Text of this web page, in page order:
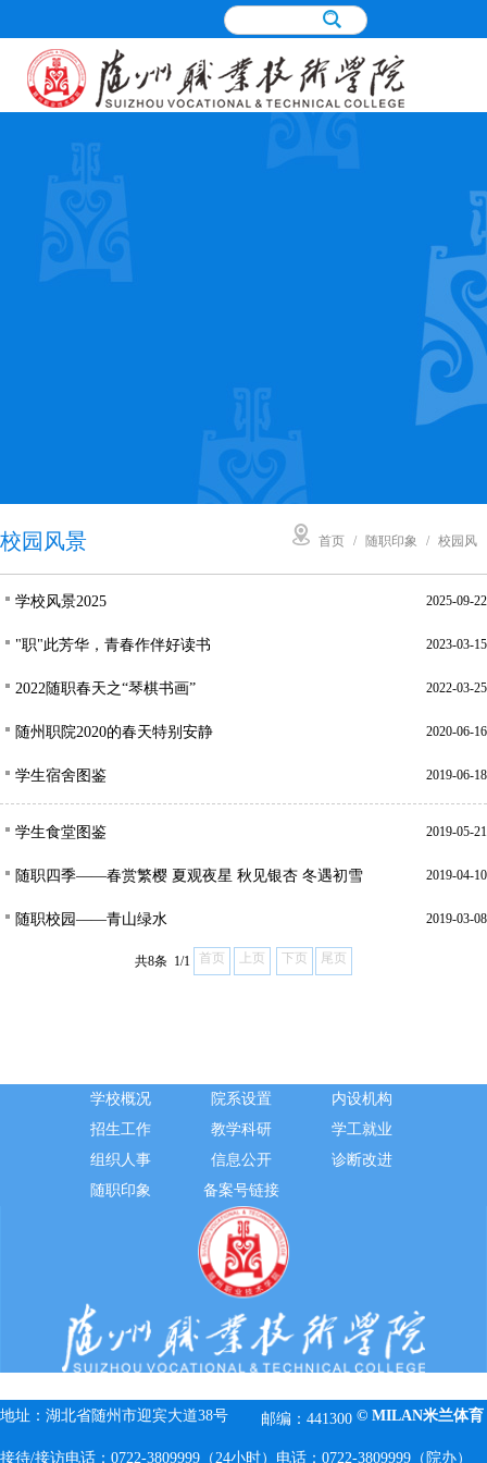
校园风景 首页 / 随职印象 / 校园风
学校风景2025 2025-09-22
"职"此芳华，青春作伴好读书 2023-03-15
2022随职春天之“琴棋书画” 2022-03-25
随州职院2020的春天特别安静 2020-06-16
学生宿舍图鉴 2019-06-18
学生食堂图鉴 2019-05-21
随职四季——春赏繁樱 夏观夜星 秋见银杏 冬遇初雪 2019-04-10
随职校园——青山绿水 2019-03-08
共8条 1/1 首页 上页 下页 尾页
学校概况 院系设置
内设机构
招生工作
教学科研
学工就业
组织人事
信息公开
诊断改进
随职印象
备案号链接
地址：湖北省随州市迎宾大道38号 邮编：441300
接待/接访电话：0722-3809999（24小时） 电话：0722-3809999（院办）
© MILAN米兰体育